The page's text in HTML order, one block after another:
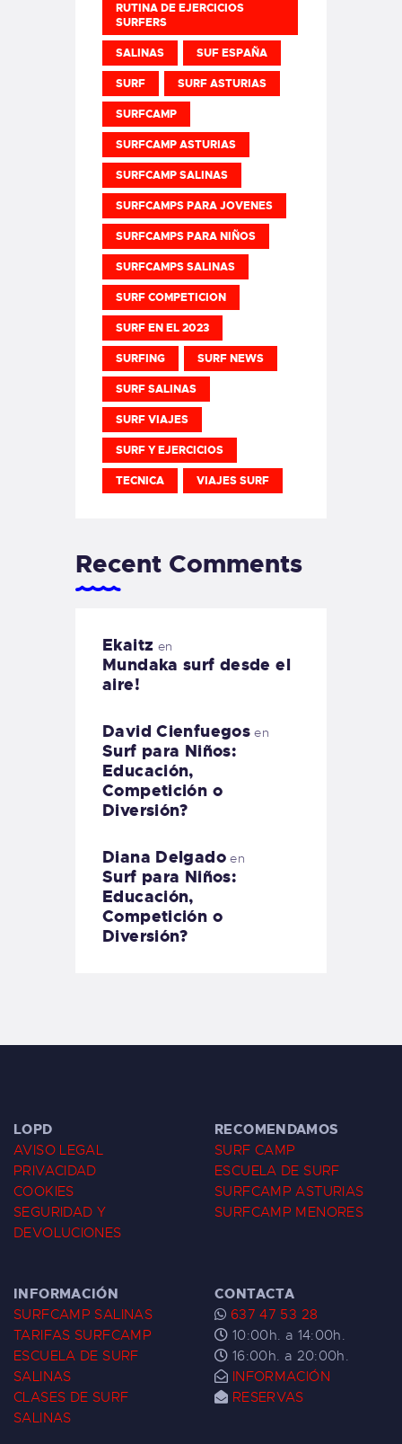
RUTINA DE EJERCICIOS
SURFERS
SALINAS SUF ESPAÑA
SURF SURF ASTURIAS
SURFCAMP
SURFCAMP ASTURIAS
SURFCAMP SALINAS
SURFCAMPS PARA JOVENES
SURFCAMPS PARA NIÑOS
SURFCAMPS SALINAS
SURF COMPETICION
SURF EN EL 2023
SURFING SURF NEWS
SURF SALINAS
SURF VIAJES
SURF Y EJERCICIOS
TECNICA VIAJES SURF
Recent Comments
Ekaitz en
Mundaka surf desde el
aire!
David Cienfuegos en
Surf para Niños:
Educación,
Competición o
Diversión?
Diana Delgadoen
Surf para Niños:
Educación,
Competición o
Diversión?
LOPD
AVISO LEGAL
PRIVACIDAD
COOKIES
SEGURIDAD Y
DEVOLUCIONES
RECOMENDAMOS
SURF CAMP
ESCUELA DE SURF
SURFCAMP ASTURIAS
SURFCAMP MENORES
INFORMACIÓN
SURFCAMP SALINAS
TARIFAS SURFCAMP
ESCUELA DE SURF
SALINAS
CLASES DE SURF
SALINAS
CONTACTA
637 47 53 28
10:00h. a 14:00h.
16:00h. a 20:00h.
INFORMACIÓN
RESERVAS